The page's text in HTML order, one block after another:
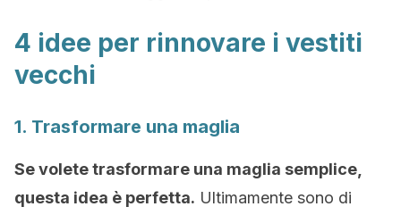
4 idee per rinnovare i vestiti
vecchi
1. Trasformare una maglia
Se volete trasformare una maglia semplice,
questa idea è perfetta. Ultimamente sono di